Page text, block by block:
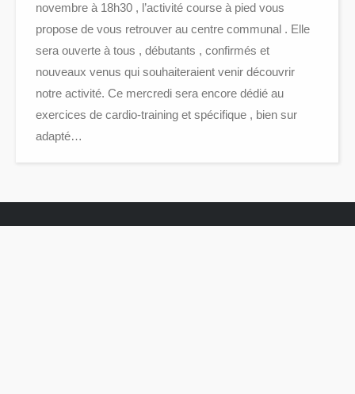
novembre à 18h30 , l’activité course à pied vous
propose de vous retrouver au centre communal . Elle
sera ouverte à tous , débutants , confirmés et
nouveaux venus qui souhaiteraient venir découvrir
notre activité. Ce mercredi sera encore dédié au
exercices de cardio-training et spécifique , bien sur
adapté…